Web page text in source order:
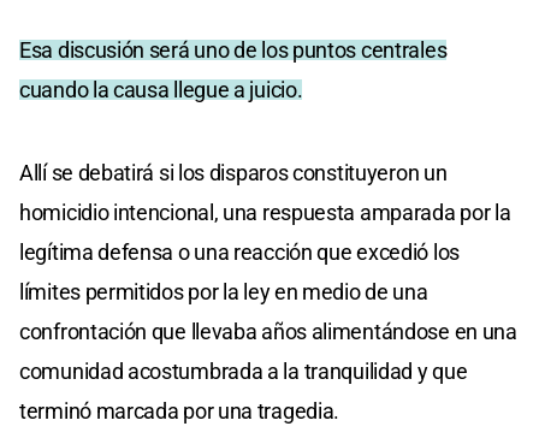
Esa discusión será uno de los puntos centrales
cuando la causa llegue a juicio.
Allí se debatirá si los disparos constituyeron un
homicidio intencional, una respuesta amparada por la
legítima defensa o una reacción que excedió los
límites permitidos por la ley en medio de una
confrontación que llevaba años alimentándose en una
comunidad acostumbrada a la tranquilidad y que
terminó marcada por una tragedia.